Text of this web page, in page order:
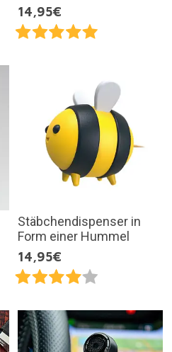
14,95€
Stäbchendispenser in
Form einer Hummel
14,95€